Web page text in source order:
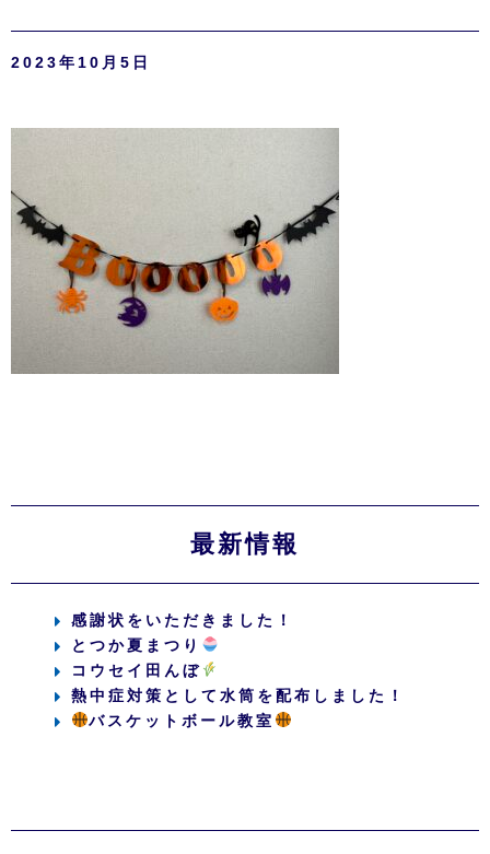
2023年10月5日
最新情報
感謝状をいただきました！
とつか夏まつり
コウセイ田んぼ
熱中症対策として水筒を配布しました！
バスケットボール教室